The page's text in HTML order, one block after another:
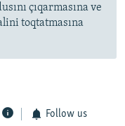
çıqarmasına ve
toqtatmasına
Follow us